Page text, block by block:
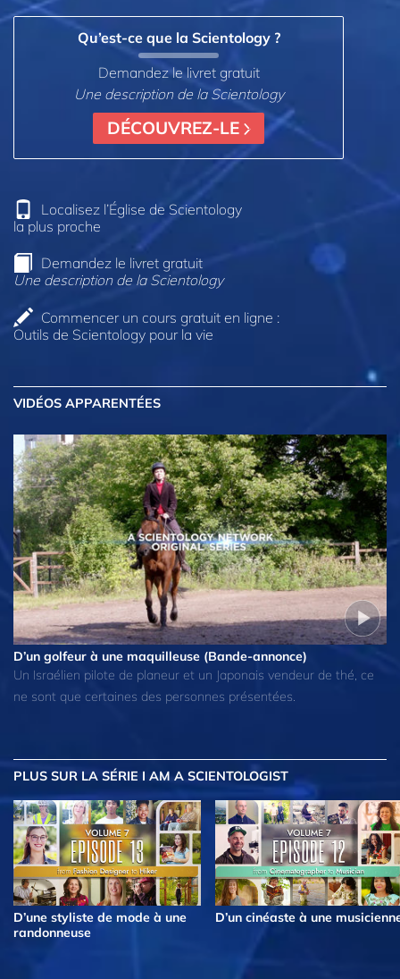
Qu’est-ce que la Scientology ?
Demandez le livret gratuit
Une description de la Scientology
DÉCOUVREZ-LE
Localisez l’Église de Scientology
la plus proche
Demandez le livret gratuit
Une description de la Scientology
Commencer un cours gratuit en ligne :
Outils de Scientology pour la vie
VIDÉOS APPARENTÉES
D’un golfeur à une maquilleuse (Bande-annonce)
Un Israélien pilote de planeur et un Japonais vendeur de thé, ce
ne sont que certaines des personnes présentées.
PLUS SUR LA SÉRIE I AM A SCIENTOLOGIST
D’une styliste de mode à une
randonneuse
D’un cinéaste à une